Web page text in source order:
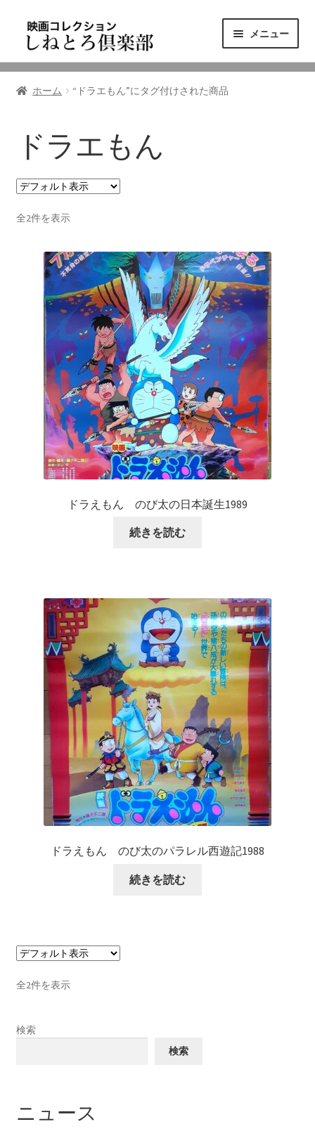
ゲ
シ
キ
プ
テ
ツ
プ
メニュー
ニュース
東三河の映画館
しねとろ倶楽部について
リンクの旅
ホーム “ドラエもん”にタグ付けされた商品
ドラエもん
全2件を表示
ドラえもん のび太の日本誕生1989
続きを読む
ドラえもん のび太のパラレル西遊記1988
続きを読む
全2件を表示
検索
検索
ニュース